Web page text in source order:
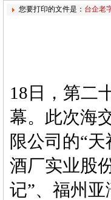
您要打印的文件是： 台企老
18日，第二
幕。此次海
限公司的“
酒厂实业股
记”、福州